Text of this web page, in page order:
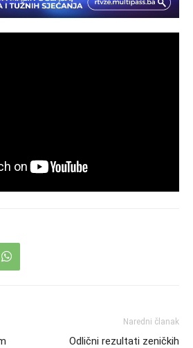
Naredni članak
Odlični rezultati zeničkih